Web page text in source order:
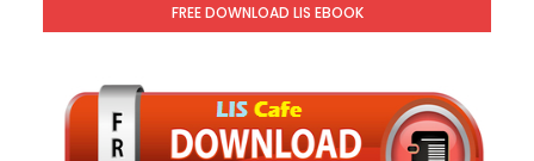
FREE DOWNLOAD LIS EBOOK